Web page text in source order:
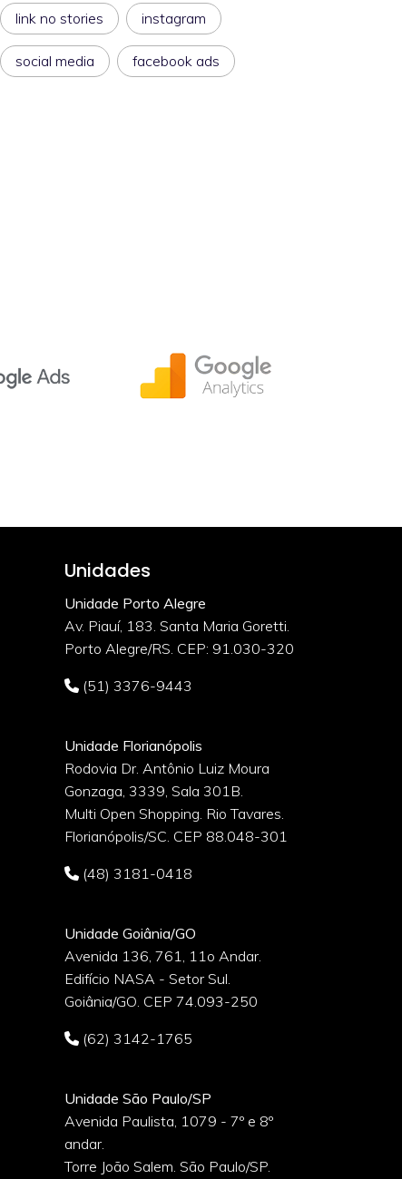
link no stories instagram
social media facebook ads
Unidades
Unidade Porto Alegre
Av. Piauí, 183. Santa Maria Goretti.
Porto Alegre/RS. CEP: 91.030-320
(51) 3376-9443
Unidade Florianópolis
Rodovia Dr. Antônio Luiz Moura
Gonzaga, 3339, Sala 301B.
Multi Open Shopping. Rio Tavares.
Florianópolis/SC. CEP 88.048-301
(48) 3181-0418
Unidade Goiânia/GO
Avenida 136, 761, 11o Andar.
Edifício NASA - Setor Sul.
Goiânia/GO. CEP 74.093-250
(62) 3142-1765
Unidade São Paulo/SP
Avenida Paulista, 1079 - 7º e 8º
andar.
Torre João Salem. São Paulo/SP.